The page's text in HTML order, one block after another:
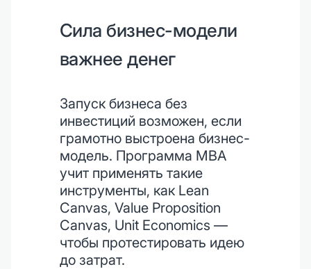
Сила бизнес-модели
важнее денег
Запуск бизнеса без
инвестиций возможен, если
грамотно выстроена бизнес-
модель. Программа MBA
учит применять такие
инструменты, как Lean
Canvas, Value Proposition
Canvas, Unit Economics —
чтобы протестировать идею
до затрат.